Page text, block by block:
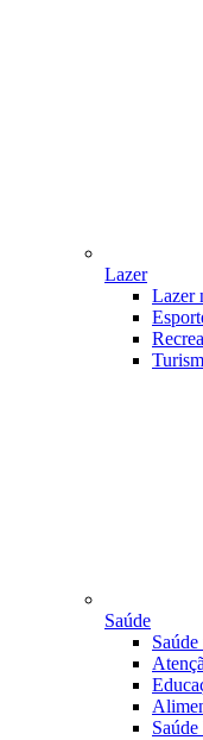
Lazer
Lazer
Saúde